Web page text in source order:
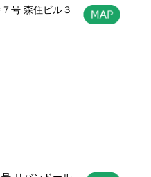
号 森住ビル３